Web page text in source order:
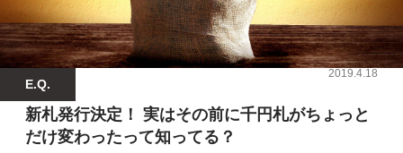
E.Q.
2019.4.18
新札発行決定！ 実はその前に千円札がちょっと
だけ変わったって知ってる？